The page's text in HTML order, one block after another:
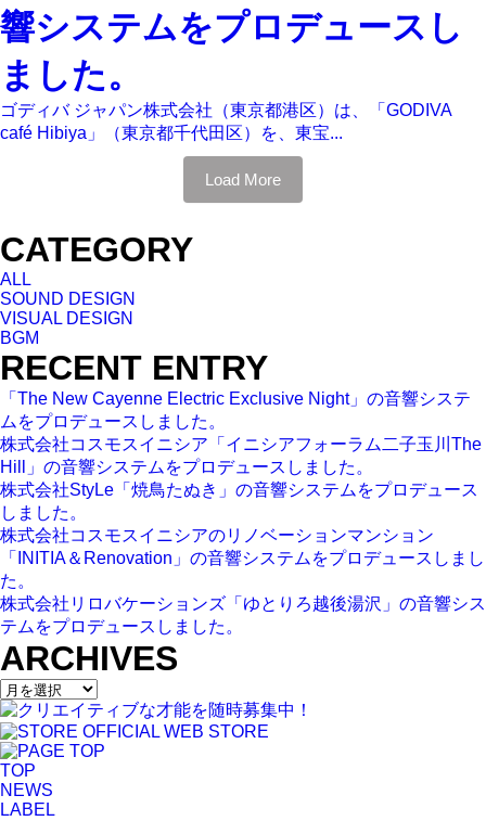
響システムをプロデュースし
ました。
ゴディバ ジャパン株式会社（東京都港区）は、「GODIVA
café Hibiya」（東京都千代田区）を、東宝...
Load More
CATEGORY
ALL
SOUND DESIGN
VISUAL DESIGN
BGM
RECENT ENTRY
「The New Cayenne Electric Exclusive Night」の音響システ
ムをプロデュースしました。
株式会社コスモスイニシア「イニシアフォーラム二子玉川The
Hill」の音響システムをプロデュースしました。
株式会社StyLe「焼鳥たぬき」の音響システムをプロデュース
しました。
株式会社コスモスイニシアのリノベーションマンション
「INITIA＆Renovation」の音響システムをプロデュースしまし
た。
株式会社リロバケーションズ「ゆとりろ越後湯沢」の音響シス
テムをプロデュースしました。
ARCHIVES
TOP
NEWS
LABEL